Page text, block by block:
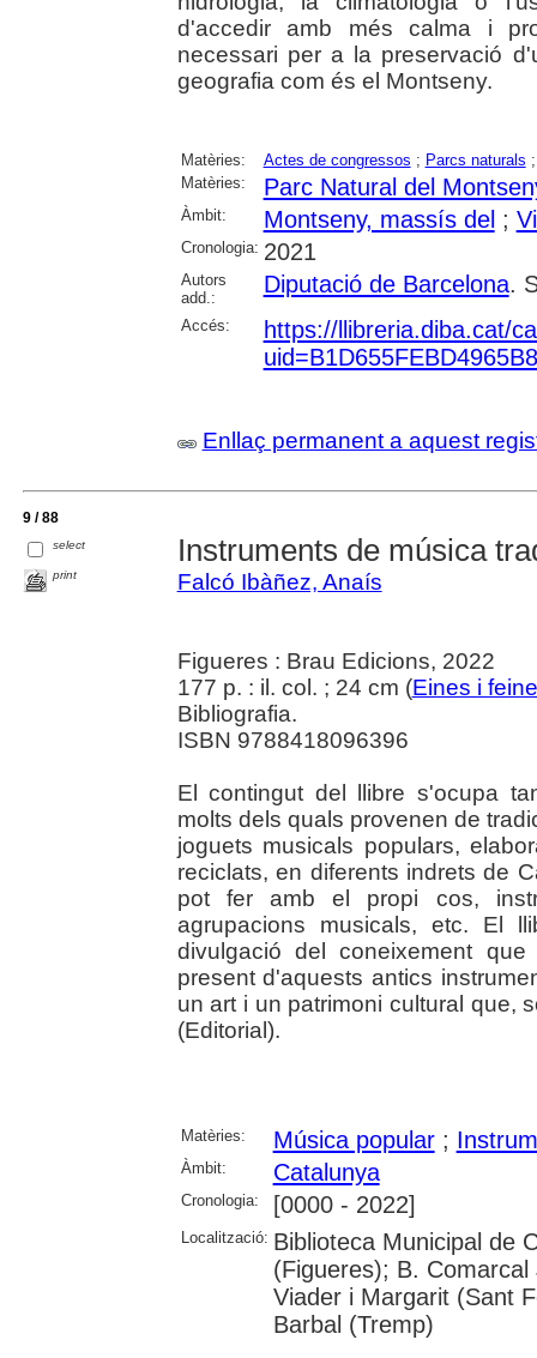
d'accedir amb més calma i
necessari per a la preservació
geografia com és el Montseny.
Matèries: Actes de congressos ; Parcs naturals
Matèries:
Parc Natural del
Àmbit: Montseny, massís del ;
Cronologia: 2021
Autors
add.:
Diputació de Barcelona.
Accés:
https://llibreria.diba.cat/
Enllaç permanent a aquest
9 / 88
select
print
Instruments de música
Falcó Ibàñez, Anaís
Figueres : Brau Edicions, 2022
177 p. : il. col. ; 24 cm (Eines i
Bibliografia.
ISBN 9788418096396
El contingut del llibre s'ocupa
molts dels quals provenen de
joguets musicals populars,
reciclats, en diferents indrets de
pot fer amb el propi cos,
agrupacions musicals, etc. El
divulgació del coneixement
present d'aquests antics
un art i un patrimoni cultural que,
(Editorial).
Matèries: Música popular;
Àmbit: Catalunya
Cronologia: [0000 - 2022]
Localització: Biblioteca Municipal de
(Figueres); B.
Viader i Margarit (Sant
Barbal (Tremp)